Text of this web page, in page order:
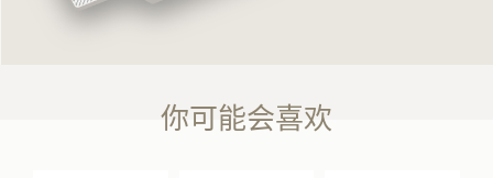
你可能会喜欢